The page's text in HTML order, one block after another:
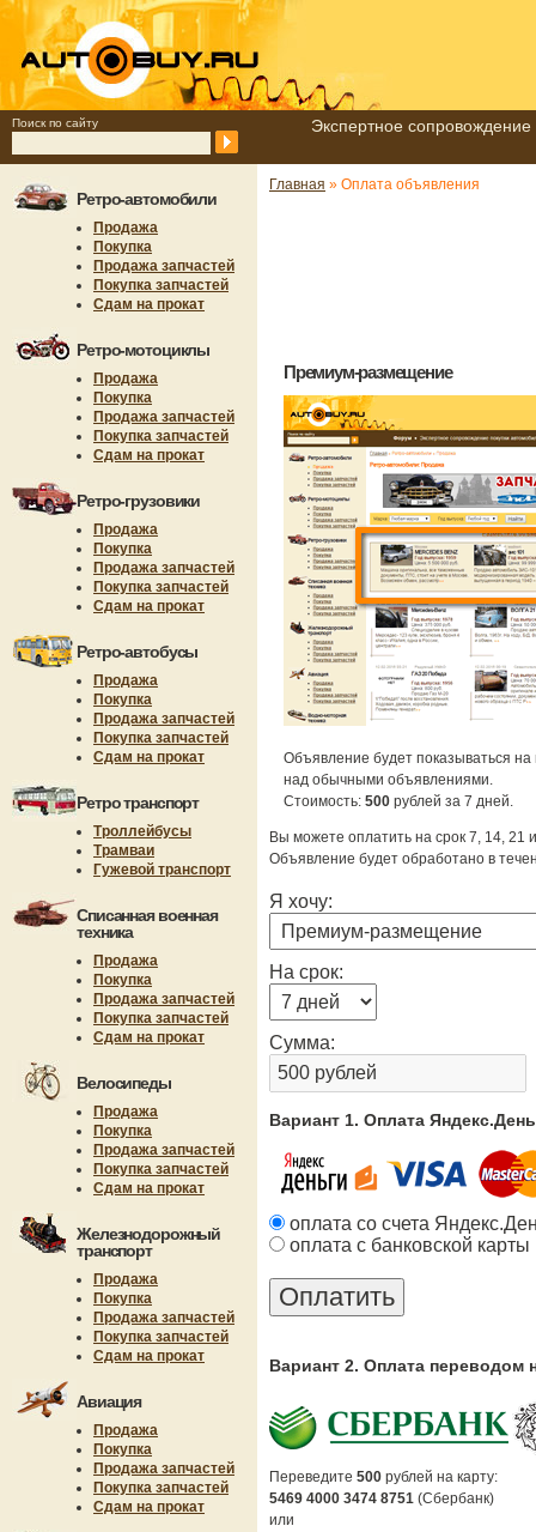
Поиск по сайту Экспертное
Ретро-автомобили
Продажа
Покупка
Продажа запчастей
Покупка запчастей
Сдам на прокат
Ретро-мотоциклы
Продажа
Покупка
Продажа запчастей
Покупка запчастей
Сдам на прокат
Ретро-грузовики
Продажа
Покупка
Продажа запчастей
Покупка запчастей
Сдам на прокат
Ретро-автобусы
Продажа
Покупка
Продажа запчастей
Покупка запчастей
Сдам на прокат
Ретро транспорт
Троллейбусы
Трамваи
Гужевой транспорт
Списанная военная
техника
Продажа
Покупка
Продажа запчастей
Покупка запчастей
Сдам на прокат
Велосипеды
Продажа
Покупка
Продажа запчастей
Покупка запчастей
Сдам на прокат
Железнодорожный
транспорт
Продажа
Покупка
Продажа запчастей
Покупка запчастей
Сдам на прокат
Авиация
Продажа
Покупка
Продажа запчастей
Покупка запчастей
Сдам на прокат
Главная » Оплата объявления
Премиум-размещение
Объявление будет показываться
над обычными объявлениями.
Стоимость: 500 рублей за 7 дней.
Вы можете оплатить на срок 7, 14, 21
Объявление будет обработано в
Я хочу:
На срок:
Сумма:
Вариант 1. Оплата
оплата со счета
оплата с банковской карты
Вариант 2. Оплата переводом
Переведите 500 рублей на карту:
5469 4000 3474 8751 (Сбербанк)
или